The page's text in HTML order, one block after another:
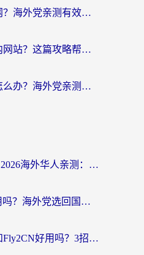
如何在国外看土豆网？海外党亲测有效的追剧加速器选择指南
人在国外打不开国内网站？这篇攻略帮你无缝解锁国内资源（附交管12123使用技巧）
香港优酷地区限制怎么办？海外党亲测有效的追剧解决方案
Mac翻墙回国免费？2026海外华人亲测：从CCTV5直播到国内APP，这样选加速器才靠谱
Proton VPN中国能用吗？海外党选回国加速器的避坑指南（附番茄加速器实测）
海外党必看：斧牛和Fly2CN好用吗？3招教你选对回国加速器（附免费试用攻略）